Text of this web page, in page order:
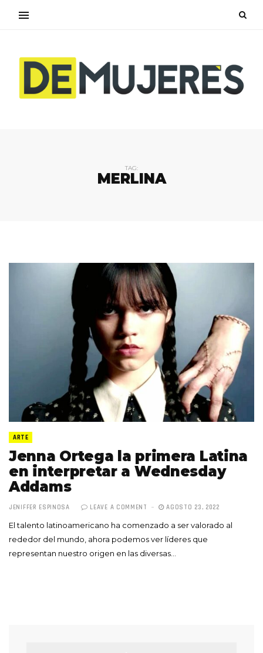
TAG:
MERLINA
ARTE
Jenna Ortega la primera Latina
en interpretar a Wednesday
Addams
JENIFFER ESPINOSA LEAVE A COMMENT AGOSTO 23, 2022
El talento latinoamericano ha comenzado a ser valorado al
rededor del mundo, ahora podemos ver líderes que
representan nuestro origen en las diversas…